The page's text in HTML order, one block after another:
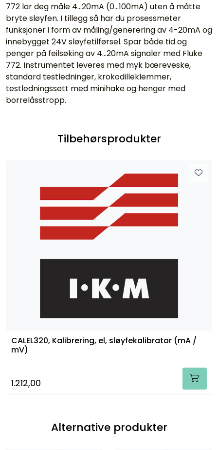
772 lar deg måle 4...20mA (0...100mA) uten å måtte
bryte sløyfen. I tillegg så har du prosessmeter
funksjoner i form av måling/generering av 4-20mA og
innebygget 24V sløyfetilførsel. Spar både tid og
penger på feilsøking av 4...20mA signaler med Fluke
772. Instrumentet leveres med myk bæreveske,
standard testledninger, krokodilleklemmer,
testledningssett med minihake og henger med
borrelåsstropp.
Tilbehørsprodukter
CALEL320, Kalibrering, el, sløyfekalibrator (mA /
mV)
1.212,00
Alternative produkter